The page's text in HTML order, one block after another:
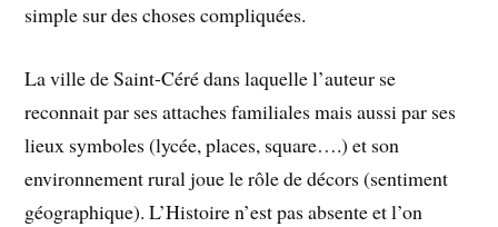
simple sur des choses compliquées.
La ville de Saint-Céré dans laquelle l’auteur se
reconnait par ses attaches familiales mais aussi par ses
lieux symboles (lycée, places, square….) et son
environnement rural joue le rôle de décors (sentiment
géographique). L’Histoire n’est pas absente et l’on